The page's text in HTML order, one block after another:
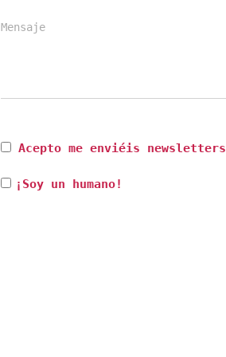
Mensaje
Acepto me enviéis newsletters
¡Soy un humano!